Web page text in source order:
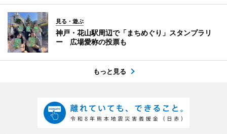
見る・遊ぶ
神戸・花山駅周辺で「まちめぐり」スタンプラリ
ー 広場愛称の投票も
もっと見る